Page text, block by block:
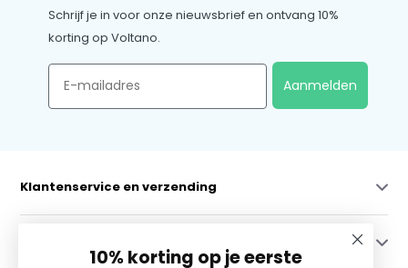
Schrijf je in voor onze nieuwsbrief en ontvang 10%
korting op Voltano.
Email
Aanmelden
Klantenservice en verzending
10% korting op je eerste